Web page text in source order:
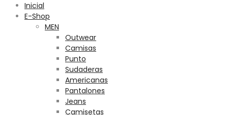
Inicial
E-Shop
MEN
Outwear
Camisas
Punto
Sudaderas
Americanas
Pantalones
Jeans
Camisetas